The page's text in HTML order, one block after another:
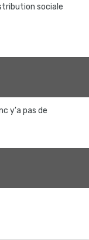
sociale
y'a pas de